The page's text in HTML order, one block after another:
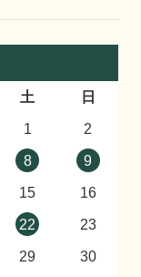
土
日
1
2
8
9
15
16
22
23
29
30